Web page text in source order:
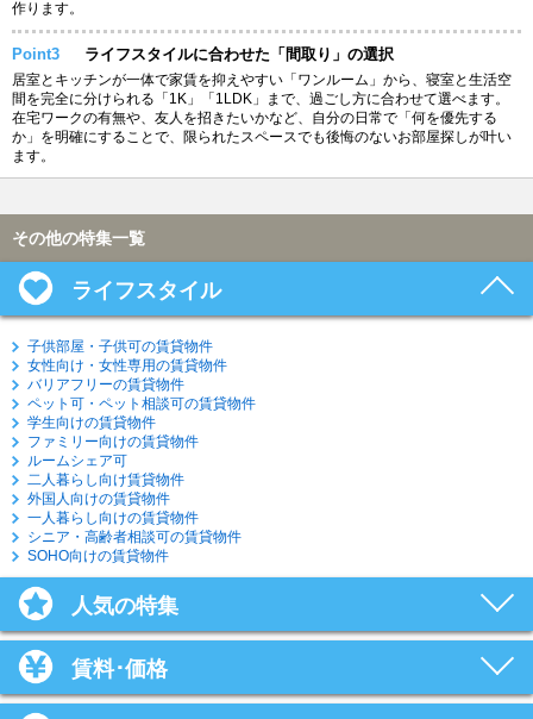
作ります。
Point3 ライフスタイルに合わせた「間取り」の選択
居室とキッチンが一体で家賃を抑えやすい「ワンルーム」から、寝室と生活空
間を完全に分けられる「1K」「1LDK」まで、過ごし方に合わせて選べます。
在宅ワークの有無や、友人を招きたいかなど、自分の日常で「何を優先する
か」を明確にすることで、限られたスペースでも後悔のないお部屋探しが叶い
ます。
その他の特集一覧
ライフスタイル
子供部屋・子供可の賃貸物件
女性向け・女性専用の賃貸物件
バリアフリーの賃貸物件
ペット可・ペット相談可の賃貸物件
学生向けの賃貸物件
ファミリー向けの賃貸物件
ルームシェア可
二人暮らし向け賃貸物件
外国人向けの賃貸物件
一人暮らし向けの賃貸物件
シニア・高齢者相談可の賃貸物件
SOHO向けの賃貸物件
人気の特集
賃料･価格